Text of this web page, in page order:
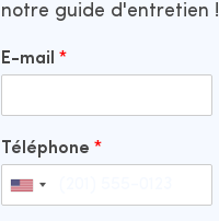
notre guide d'entretien !
E-mail *
Téléphone *